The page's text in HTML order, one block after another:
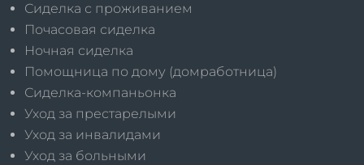
Сиделка с проживанием
Почасовая сиделка
Ночная сиделка
Помощница по дому (домработница)
Сиделка-компаньонка
Уход за престарелыми
Уход за инвалидами
Уход за больными